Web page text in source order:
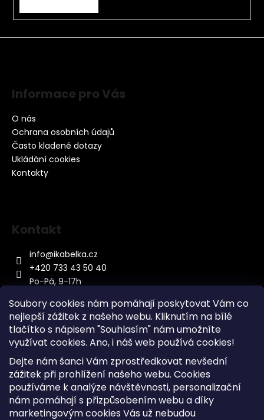
Soubory cookies nám pomáhají poskytovat Vám co
nejlepší zážitek z našeho webu. Kliknutím na bílé
tlačítko s nápisem "Souhlasím" nám umožníte
využívat cookies. Ano, i náš web používá cookies!
Dejte nám šanci Vám zprostředkovat nevšední
zážitek při prohlížení našeho webu. Cookies
používáme k analýze návštěvnosti, personalizační
nám pomáhají s přizpůsobením webu a díky
marketingovým cookies Vás už nebudou
Informace pro Vás
O nás
Ochrana osobních údajů
Často kladené dotazy
Ukládání cookies
Kontakty
Kontakt
info@ikabelka.cz
+420 733 43 50 40
Po-Pá, 9-17h
Kontakt
Sitemap
Doprava a Platba
Reklamace Zboží
Obchodní podmínky